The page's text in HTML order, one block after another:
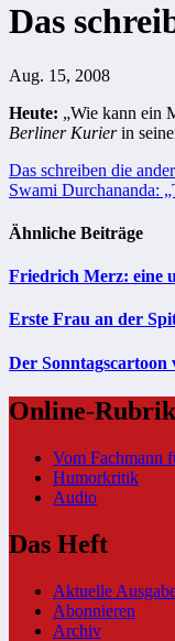
Das
Aug. 15, 2008
Heute: „Wie kann ein
Berliner Kurierin
Das schreiben die
Swami Durchananda:
Ähnliche Beiträge
Friedrich Merz: eine
Erste Frau an der
Der Sonntagscartoon
Online-
Vom Fachmann
Humorkritik
Audio
Das Heft
Aktuelle
Abonnieren
Archiv